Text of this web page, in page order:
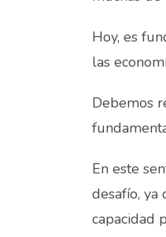
Hoy, es
las
Debemos
En este
desafío, ya
capacidad